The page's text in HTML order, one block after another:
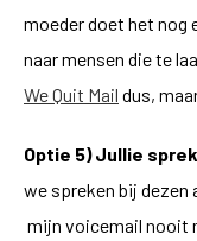
moeder doet het nog
naar mensen die te
We Quit Mail dus,
Optie 5) Jullie
we spreken bij dezen
mijn voicemail nooit